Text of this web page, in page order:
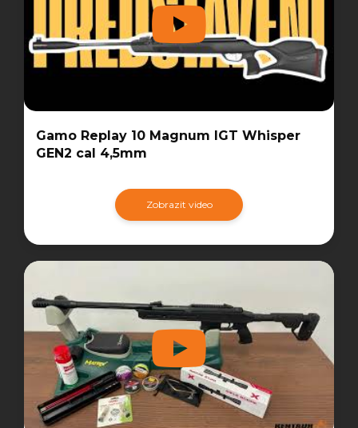
Gamo Replay 10 Magnum IGT Whisper
GEN2 cal 4,5mm
Zobrazit video